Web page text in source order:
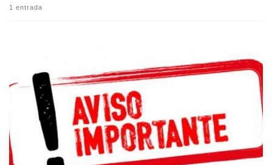
1 entrada
A partir del lunes […]